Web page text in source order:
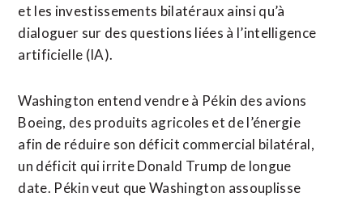
et les investissements bilatéraux ainsi qu’à
dialoguer sur des questions liées à l’intelligence
artificielle (IA).
Washington entend vendre à Pékin des avions
Boeing, des produits agricoles et de l’énergie
afin de réduire son déficit commercial bilatéral,
un déficit qui irrite Donald Trump de longue
date. Pékin veut que Washington assouplisse